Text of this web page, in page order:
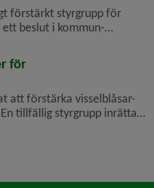
förstärkt styrgrupp för
ett beslut i kommun­
inkomna ärenden hanteras
för
att förstärka vissel­blåsar­
tillfällig styr­grupp inrättas